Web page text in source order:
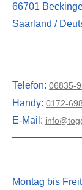
66701
Saarland /
Telefon: 06835-
Handy: 0172-
E-Mail:
Montag bis